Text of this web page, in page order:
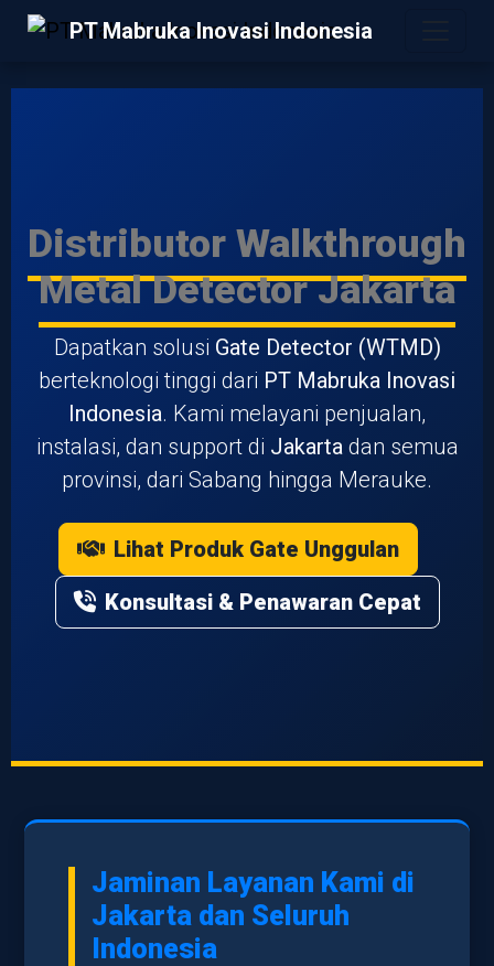
PT Mabruka Inovasi Indonesia
Distributor Walkthrough
Metal Detector Jakarta
Dapatkan solusi Gate Detector (WTMD)
berteknologi tinggi dari PT Mabruka Inovasi
Indonesia. Kami melayani penjualan,
instalasi, dan support di Jakartadan semua
provinsi, dari Sabang hingga Merauke.
Lihat Produk Gate Unggulan
Konsultasi & Penawaran Cepat
Jaminan Layanan Kami di
Jakarta dan Seluruh
Indonesia